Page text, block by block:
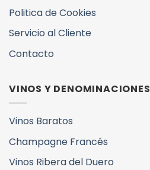
Politica de Cookies
Servicio al Cliente
Contacto
VINOS Y DENOMINACIONES
Vinos Baratos
Champagne Francés
Vinos Ribera del Duero